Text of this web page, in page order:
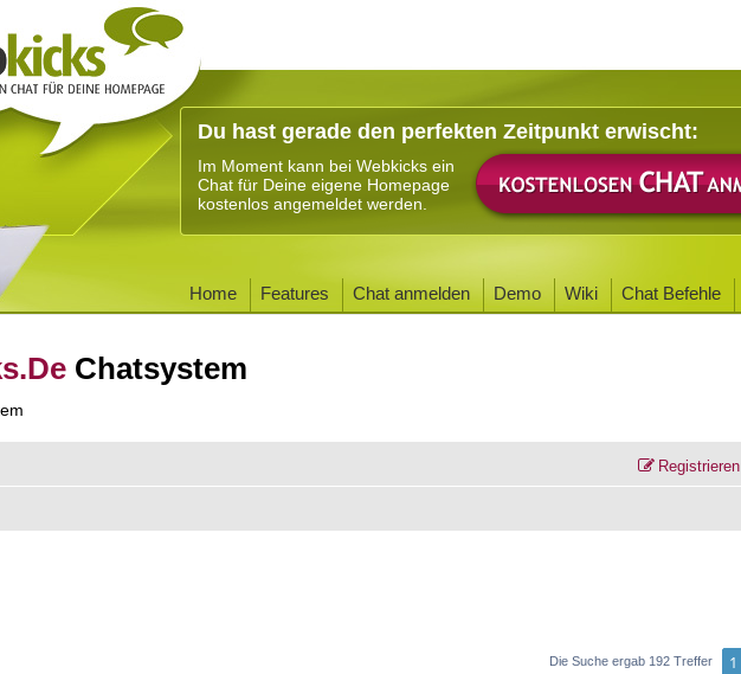
Du hast gerade den perfekten Zeitpunkt erwischt:
Im Moment kann bei Webkicks ein
Chat für Deine eigene Homepage
kostenlos angemeldet werden.
Home Features Chat anmelden Demo Wiki Chat Befehle
Chatsystem
Registrieren
Die Suche ergab 192 Treffer 1